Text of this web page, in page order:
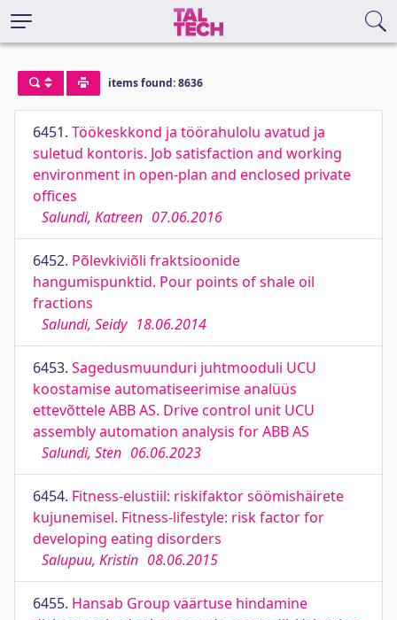
items found: 8636
6451. Töökeskkond ja töörahulolu avatud ja
suletud kontoris. Job satisfaction and working
environment in open-plan and enclosed private
offices
Salundi, Katreen 07.06.2016
6452. Põlevkiviõli fraktsioonide
hangumispunktid. Pour points of shale oil
fractions
Salundi, Seidy 18.06.2014
6453. Sagedusmuunduri juhtmooduli UCU
koostamise automatiseerimise analüüs
ettevõttele ABB AS. Drive control unit UCU
assembly automation analysis for ABB AS
Salundi, Sten 06.06.2023
6454. Fitness-elustiil: riskifaktor söömishäirete
kujunemisel. Fitness-lifestyle: risk factor for
developing eating disorders
Salupuu, Kristin 08.06.2015
6455. Hansab Group väärtuse hindamine